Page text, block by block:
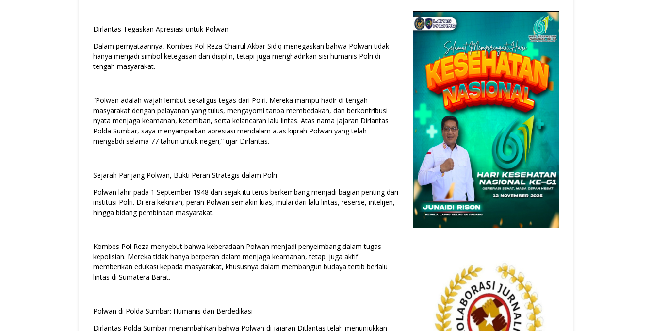
Dirlantas Tegaskan Apresiasi untuk Polwan
Dalam pernyataannya, Kombes Pol Reza Chairul Akbar Sidiq menegaskan bahwa Polwan tidak
hanya menjadi simbol ketegasan dan disiplin, tetapi juga menghadirkan sisi humanis Polri di
tengah masyarakat.
“Polwan adalah wajah lembut sekaligus tegas dari Polri. Mereka mampu hadir di tengah
masyarakat dengan pelayanan yang tulus, mengayomi tanpa membedakan, dan berkontribusi
nyata menjaga keamanan, ketertiban, serta kelancaran lalu lintas. Atas nama jajaran Dirlantas
Polda Sumbar, saya menyampaikan apresiasi mendalam atas kiprah Polwan yang telah
mengabdi selama 77 tahun untuk negeri,” ujar Dirlantas.
Sejarah Panjang Polwan, Bukti Peran Strategis dalam Polri
Polwan lahir pada 1 September 1948 dan sejak itu terus berkembang menjadi bagian penting dari
institusi Polri. Di era kekinian, peran Polwan semakin luas, mulai dari lalu lintas, reserse, intelijen,
hingga bidang pembinaan masyarakat.
Kombes Pol Reza menyebut bahwa keberadaan Polwan menjadi penyeimbang dalam tugas
kepolisian. Mereka tidak hanya berperan dalam menjaga keamanan, tetapi juga aktif
memberikan edukasi kepada masyarakat, khususnya dalam membangun budaya tertib berlalu
lintas di Sumatera Barat.
Polwan di Polda Sumbar: Humanis dan Berdedikasi
Dirlantas Polda Sumbar menambahkan bahwa Polwan di jajaran Ditlantas telah menunjukkan